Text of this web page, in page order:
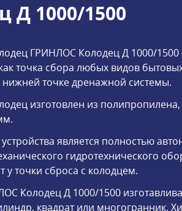
Д 1000/1500
ГРИНЛОС Колодец Д 1000/1500
точка сбора любых видов
точке дренажной системы.
изготовлен из
является полностью
гидротехнического
у точки сброса с колодцем.
Колодец Д 1000/1500
квадрат или многогранник.